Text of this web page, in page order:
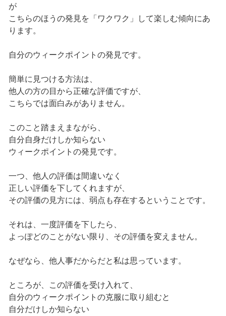
が
こちらのほうの発見を「ワクワク」して楽しむ傾向にあ
ります。
自分のウィークポイントの発見です。
簡単に見つける方法は、
他人の方の目から正確な評価ですが、
こちらでは面白みがありません。
このこと踏まえまながら、
自分自身だけしか知らない
ウィークポイントの発見です。
一つ、他人の評価は間違いなく
正しい評価を下してくれますが、
その評価の見方には、弱点も存在するということです。
それは、一度評価を下したら、
よっぽどのことがない限り、その評価を変えません。
なぜなら、他人事だからだと私は思っています。
ところが、この評価を受け入れて、
自分のウィークポイントの克服に取り組むと
自分だけしか知らない